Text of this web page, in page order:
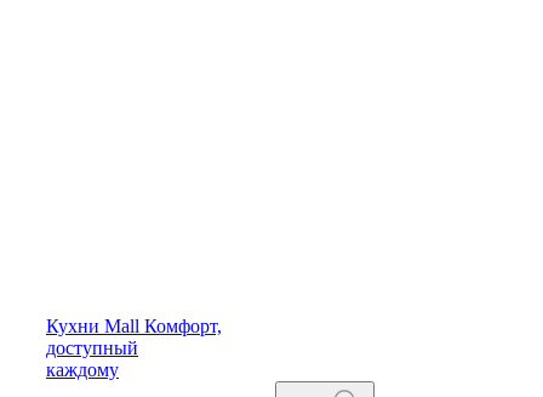
Кухни Mall Комфорт,
доступный
каждому